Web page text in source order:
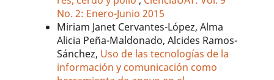
No. 2: Enero-Junio 2015
Miriam Janet Cervantes-López, Alma
Alicia Peña-Maldonado, Alcides Ramos-
Sánchez, Uso de las tecnologías de la
información y comunicación como